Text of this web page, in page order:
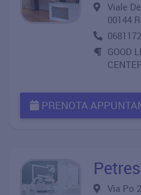
Viale
00144
GOOD
PRENOTA
Via Po